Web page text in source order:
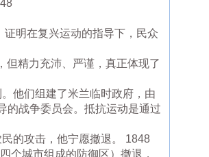
明在复兴运动的指导下，民众
但精力充沛、严谨，真正体现了
他们组建了米兰临时政府，由
的战争委员会。抵抗运动是通过
的攻击，他宁愿撤退。 1848
个城市组成的防御区）撤退，